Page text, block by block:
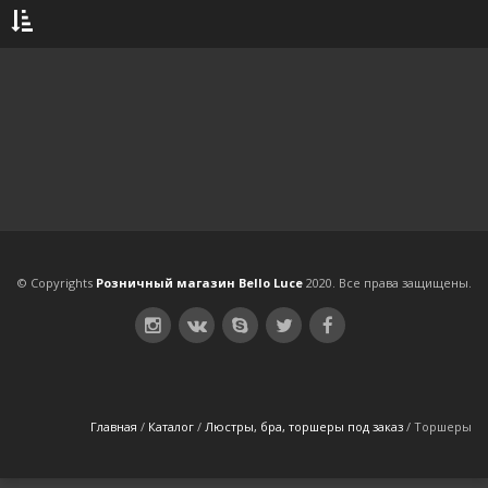
© Copyrights Розничный магазин Bello Luce2020. Все права защищены.
Главная / Каталог / Люстры, бра, торшеры под заказ / Торшеры